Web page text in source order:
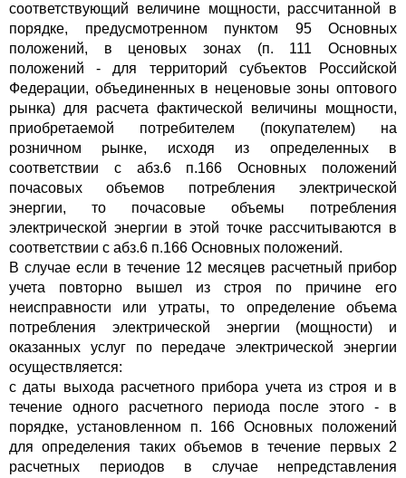
соответствующий величине мощности, рассчитанной в
порядке, предусмотренном пунктом 95 Основных
положений, в ценовых зонах (п. 111 Основных
положений - для территорий субъектов Российской
Федерации, объединенных в неценовые зоны оптового
рынка) для расчета фактической величины мощности,
приобретаемой потребителем (покупателем) на
розничном рынке, исходя из определенных в
соответствии с абз.6 п.166 Основных положений
почасовых объемов потребления электрической
энергии, то почасовые объемы потребления
электрической энергии в этой точке рассчитываются в
соответствии с абз.6 п.166 Основных положений.
В случае если в течение 12 месяцев расчетный прибор
учета повторно вышел из строя по причине его
неисправности или утраты, то определение объема
потребления электрической энергии (мощности) и
оказанных услуг по передаче электрической энергии
осуществляется:
с даты выхода расчетного прибора учета из строя и в
течение одного расчетного периода после этого - в
порядке, установленном п. 166 Основных положений
для определения таких объемов в течение первых 2
расчетных периодов в случае непредставления